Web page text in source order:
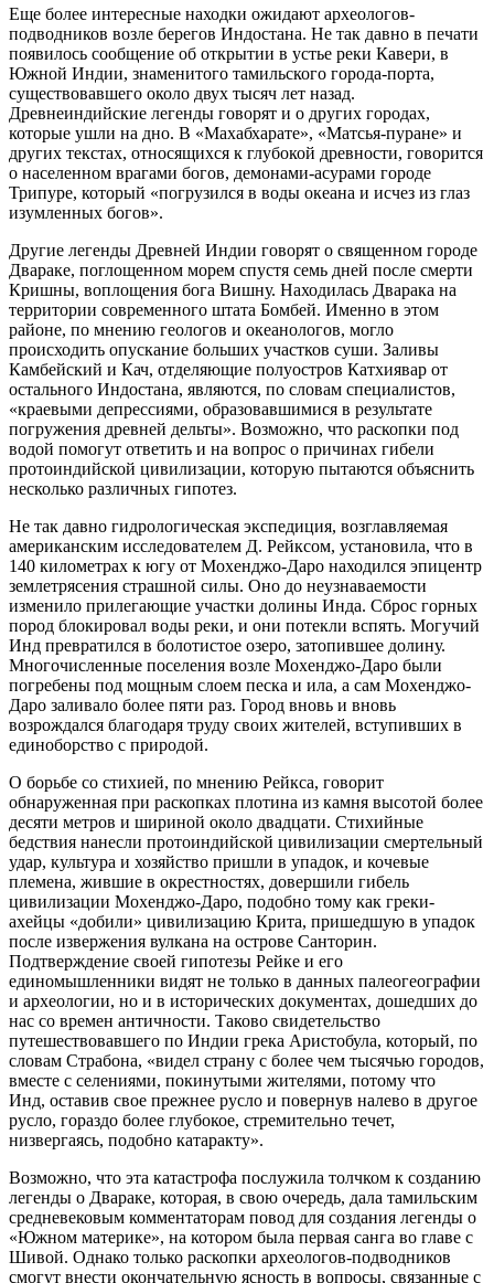
Еще более интересные находки ожидают археологов-
подводников возле берегов Индостана. Не так давно в печати
появилось сообщение об открытии в устье реки Кавери, в
Южной Индии, знаменитого тамильского города-порта,
существовавшего около двух тысяч лет назад.
Древнеиндийские легенды говорят и о других городах,
которые ушли на дно. В «Махабхарате», «Матсья-пуране» и
других текстах, относящихся к глубокой древности, говорится
о населенном врагами богов, демонами-асурами городе
Трипуре, который «погрузился в воды океана и исчез из глаз
изумленных богов».
Другие легенды Древней Индии говорят о священном городе
Двараке, поглощенном морем спустя семь дней после смерти
Кришны, воплощения бога Вишну. Находилась Дварака на
территории современного штата Бомбей. Именно в этом
районе, по мнению геологов и океанологов, могло
происходить опускание больших участков суши. Заливы
Камбейский и Кач, отделяющие полуостров Катхиявар от
остального Индостана, являются, по словам специалистов,
«краевыми депрессиями, образовавшимися в результате
погружения древней дельты». Возможно, что раскопки под
водой помогут ответить и на вопрос о причинах гибели
протоиндийской цивилизации, которую пытаются объяснить
несколько различных гипотез.
Не так давно гидрологическая экспедиция, возглавляемая
американским исследователем Д. Рейксом, установила, что в
140 километрах к югу от Мохенджо-Даро находился эпицентр
землетрясения страшной силы. Оно до неузнаваемости
изменило прилегающие участки долины Инда. Сброс горных
пород блокировал воды реки, и они потекли вспять. Могучий
Инд превратился в болотистое озеро, затопившее долину.
Многочисленные поселения возле Мохенджо-Даро были
погребены под мощным слоем песка и ила, а сам Мохенджо-
Даро заливало более пяти раз. Город вновь и вновь
возрождался благодаря труду своих жителей, вступивших в
единоборство с природой.
О борьбе со стихией, по мнению Рейкса, говорит
обнаруженная при раскопках плотина из камня высотой более
десяти метров и шириной около двадцати. Стихийные
бедствия нанесли протоиндийской цивилизации смертельный
удар, культура и хозяйство пришли в упадок, и кочевые
племена, жившие в окрестностях, довершили гибель
цивилизации Мохенджо-Даро, подобно тому как греки-
ахейцы «добили» цивилизацию Крита, пришедшую в упадок
после извержения вулкана на острове Санторин.
Подтверждение своей гипотезы Рейке и его
единомышленники видят не только в данных палеогеографии
и археологии, но и в исторических документах, дошедших до
нас со времен античности. Таково свидетельство
путешествовавшего по Индии грека Аристобула, который, по
словам Страбона, «видел страну с более чем тысячью городов,
вместе с селениями, покинутыми жителями, потому что
Инд, оставив свое прежнее русло и повернув налево в другое
русло, гораздо более глубокое, стремительно течет,
низвергаясь, подобно катаракту».
Возможно, что эта катастрофа послужила толчком к созданию
легенды о Двараке, которая, в свою очередь, дала тамильским
средневековым комментаторам повод для создания легенды о
«Южном материке», на котором была первая санга во главе с
Шивой. Однако только раскопки археологов-подводников
смогут внести окончательную ясность в вопросы, связанные с